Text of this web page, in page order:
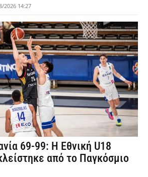
2026 14:27
69-99: Η Εθνική U18
από το Παγκόσμιο